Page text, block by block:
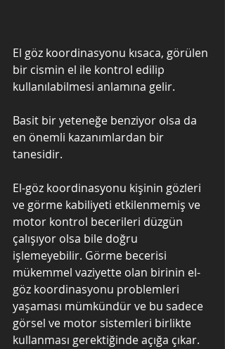
El göz koordinasyonu kısaca, görülen
bir cismin el ile kontrol edilip
kullanılabilmesi anlamına gelir.
Basit bir yeteneğe benziyor olsa da
en önemli kazanımlardan bir
tanesidir.
El-göz koordinasyonu kişinin gözleri
ve görme kabiliyeti etkilenmemiş ve
motor kontrol becerileri düzgün
çalışıyor olsa bile doğru
işlemeyebilir. Görme becerisi
mükemmel vaziyette olan birinin el-
göz koordinasyonu problemleri
yaşaması mümkündür ve bu sadece
görsel ve motor sistemleri birlikte
kullanması gerektiğinde açığa çıkar.